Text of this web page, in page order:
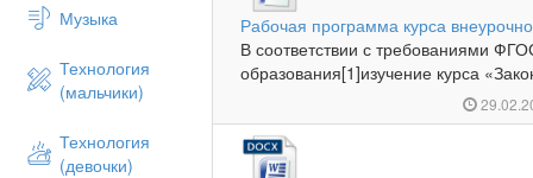
Музыка
Технология
(мальчики)
Технология
(девочки)
Рабочая программа курса
В соответствии с требованиями
образования[1]изучение курса